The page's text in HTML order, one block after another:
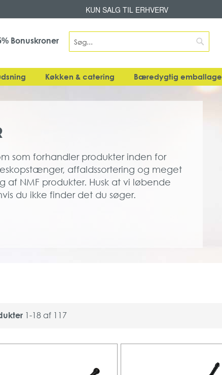
Skip
to
Content
KUN SALG TIL ERHVERV
Search
Search
Bonuskroner
Køkken & catering Bæredygtig emballage
som forhandler produkter inden for
affaldssortering og meget
af NMF produkter. Husk at vi løbende
du ikke finder det du søger.
1-18af 117